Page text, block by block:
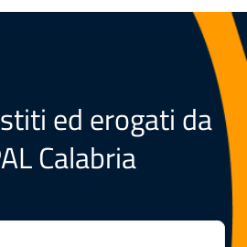
ed erogati da
Calabria